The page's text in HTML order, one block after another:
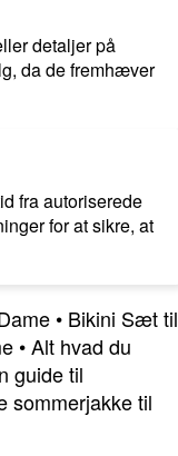
detaljer på
da de fremhæver
fra autoriserede
for at sikre, at
• Bikini Sæt til
•Alt hvad du
guide til
sommerjakke til